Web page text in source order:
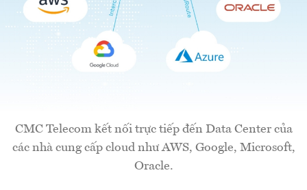
CMC Telecom kết nối trực tiếp đến Data Center của
các nhà cung cấp cloud như AWS, Google, Microsoft,
Oracle.